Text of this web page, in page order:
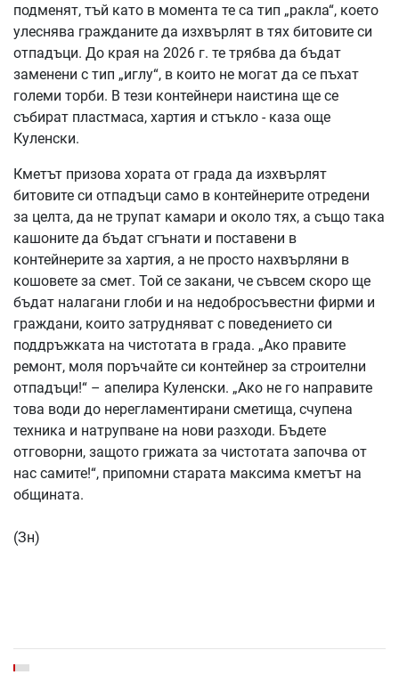
подменят, тъй като в момента те са тип „ракла“, което
улеснява гражданите да изхвърлят в тях битовите си
отпадъци. До края на 2026 г. те трябва да бъдат
заменени с тип „иглу“, в които не могат да се пъхат
големи торби. В тези контейнери наистина ще се
събират пластмаса, хартия и стъкло - каза още
Куленски.
Кметът призова хората от града да изхвърлят
битовите си отпадъци само в контейнерите отредени
за целта, да не трупат камари и около тях, а също така
кашоните да бъдат сгънати и поставени в
контейнерите за хартия, а не просто нахвърляни в
кошовете за смет. Той се закани, че съвсем скоро ще
бъдат налагани глоби и на недобросъвестни фирми и
граждани, които затрудняват с поведението си
поддръжката на чистотата в града. „Ако правите
ремонт, моля поръчайте си контейнер за строителни
отпадъци!“ – апелира Куленски. „Ако не го направите
това води до нерегламентирани сметища, счупена
техника и натрупване на нови разходи. Бъдете
отговорни, защото грижата за чистотата започва от
нас самите!“, припомни старата максима кметът на
общината.
(Зн)